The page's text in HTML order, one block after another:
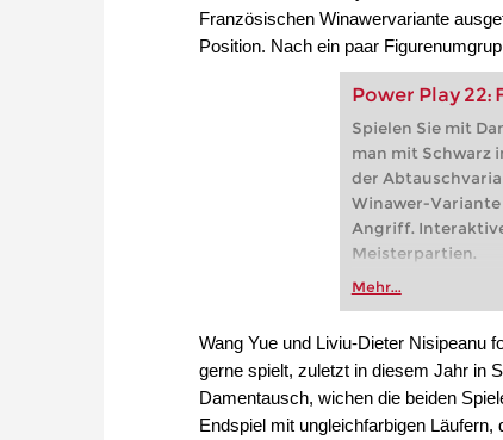
Französischen Winawervariante
Position. Nach ein paar
Power Play 22:
Spielen Sie mit
man mit Schwarz
der
Winawer-
Angriff.
Meisterpartien.
Mehr...
Wang Yue und Liviu-Dieter Nisipeanu
gerne spielt, zuletzt in diesem Jahr in
Damentausch, wichen die beiden
Endspiel mit ungleichfarbigen